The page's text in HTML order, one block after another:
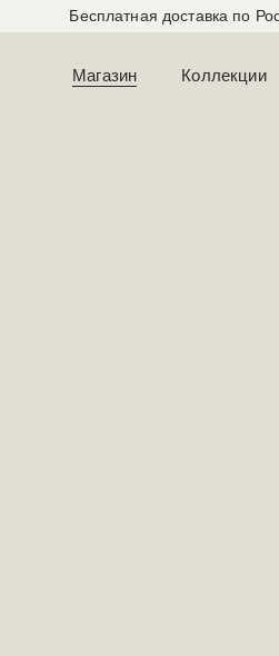
Бесплатная доставка по
Магазин Коллекции